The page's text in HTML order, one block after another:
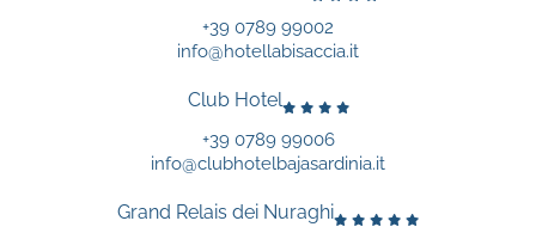
+39 0789 99002
info@hotellabisaccia.it
Club Hotel
+39 0789 99006
info@clubhotelbajasardinia.it
Grand Relais dei Nuraghi